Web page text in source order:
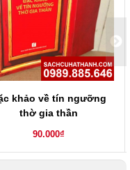
khảo về tín ngưỡng
thờ gia thần
90.000₫